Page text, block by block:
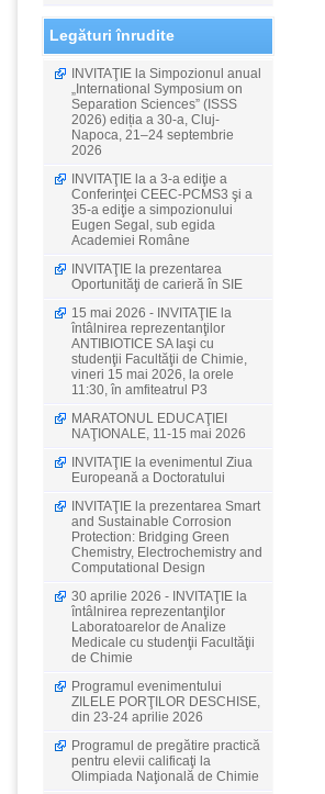
Legături înrudite
INVITAŢIE la Simpozionul anual
„International Symposium on
Separation Sciences” (ISSS
2026) ediția a 30-a, Cluj-
Napoca, 21–24 septembrie
2026
INVITAŢIE la a 3-a ediţie a
Conferinţei CEEC-PCMS3 şi a
35-a ediţie a simpozionului
Eugen Segal, sub egida
Academiei Române
INVITAŢIE la prezentarea
Oportunităţi de carieră în SIE
15 mai 2026 - INVITAŢIE la
întâlnirea reprezentanţilor
ANTIBIOTICE SA Iaşi cu
studenţii Facultăţii de Chimie,
vineri 15 mai 2026, la orele
11:30, în amfiteatrul P3
MARATONUL EDUCAŢIEI
NAŢIONALE, 11-15 mai 2026
INVITAŢIE la evenimentul Ziua
Europeană a Doctoratului
INVITAŢIE la prezentarea Smart
and Sustainable Corrosion
Protection: Bridging Green
Chemistry, Electrochemistry and
Computational Design
30 aprilie 2026 - INVITAŢIE la
întâlnirea reprezentanţilor
Laboratoarelor de Analize
Medicale cu studenţii Facultăţii
de Chimie
Programul evenimentului
ZILELE PORŢILOR DESCHISE,
din 23-24 aprilie 2026
Programul de pregătire practică
pentru elevii calificaţi la
Olimpiada Naţională de Chimie